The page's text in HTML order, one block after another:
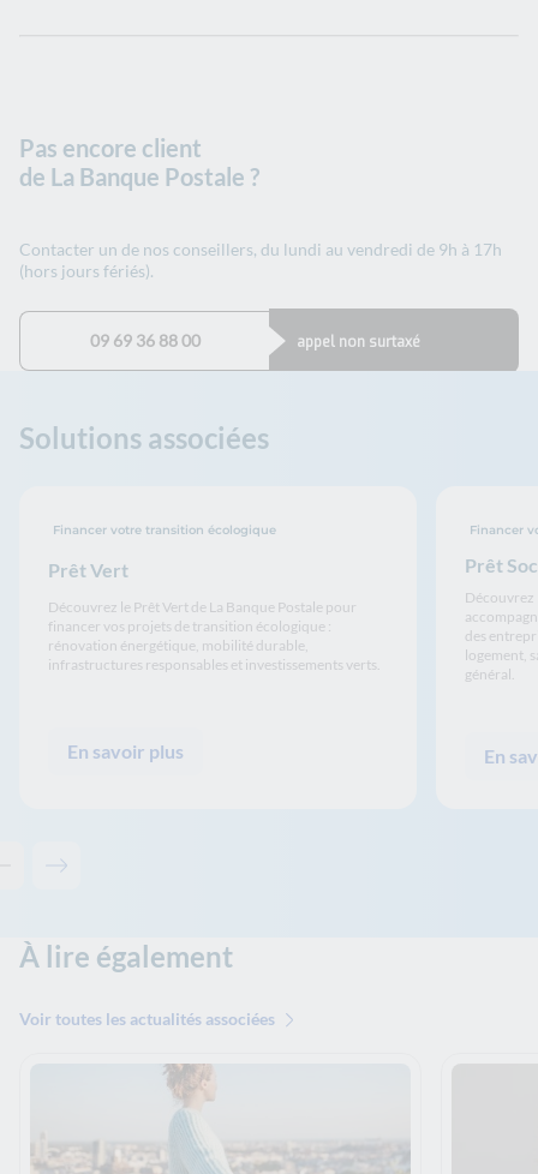
Pas encore client
de La Banque Postale ?
Contacter un de nos conseillers, du lundi au vendredi de 9h à 17h
(hors jours fériés).
09 69 36 88 00 appel non surtaxé
Solutions associées
Prêt Vert
Financer votre transition écologique
Découvrez le Prêt Vert de La Banque Postale pour
financer vos projets de transition écologique :
rénovation énergétique, mobilité durable,
infrastructures responsables et investissements verts.
En savoir plus
Prêt
Financer
Découvrez
des
logement,
général.
En
Contenu précédent - Solutions associées
Contenu suivant - Solutions associées
À lire également
Voir toutes les actualités associées